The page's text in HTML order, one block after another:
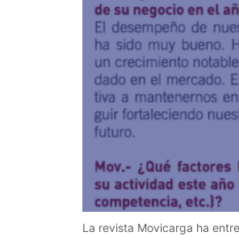
La revista Movicarga ha